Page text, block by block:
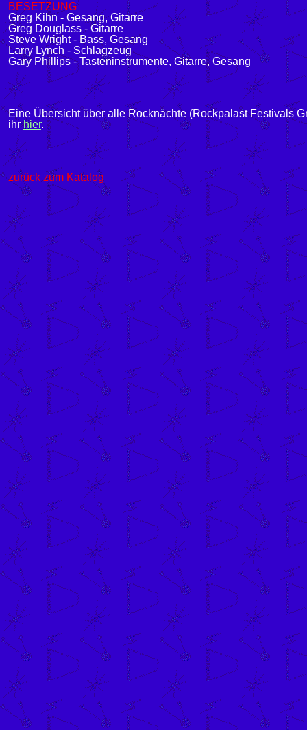
BESETZUNG
Greg Kihn - Gesang, Gitarre
Greg Douglass - Gitarre
Steve Wright - Bass, Gesang
Larry Lynch - Schlagzeug
Gary Phillips - Tasteninstrumente, Gitarre, Gesang
Eine Übersicht über alle Rocknächte (Rockpalast Festivals
ihrhier.
zurück zum Katalog